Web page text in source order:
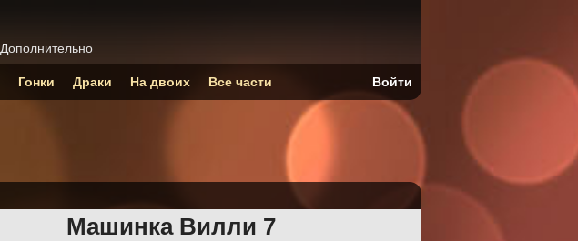
Машинка Вилли 7
Дополнительно
Гонки Драки На двоих Все части Войти